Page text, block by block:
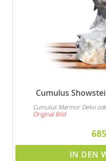
Cumulus
Cumulus Marmor Deko
Original Bild
IN DEN